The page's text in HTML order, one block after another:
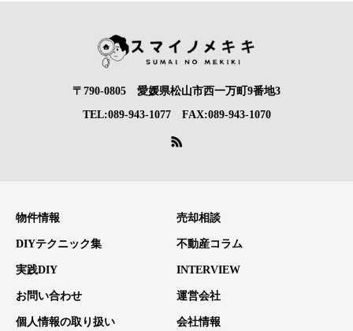
〒790-0805 愛媛県松山市西一万町9番地3
TEL:089-943-1077 FAX:089-943-1070
物件情報 売却相談
DIYテクニック集 不動産コラム
実践DIY INTERVIEW
お問い合わせ 運営会社
個人情報の取り扱い 会社情報